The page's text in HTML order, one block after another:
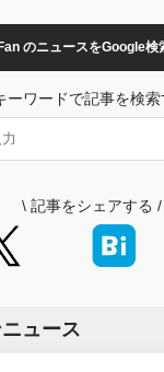
のニュースをGoogle検
ーワードで記事を検索
\ 記事をシェアする /
ュース